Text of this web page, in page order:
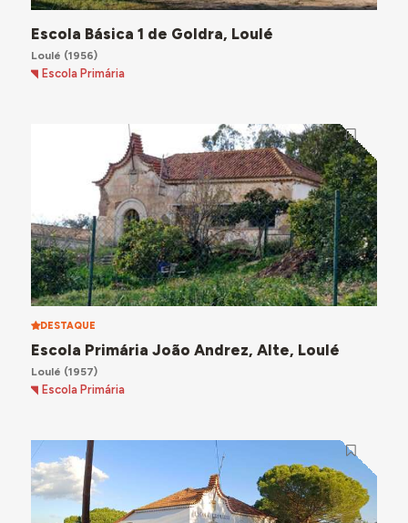
Escola Básica 1 de Goldra, Loulé
Loulé (1956)
Escola Primária
DESTAQUE
Escola Primária João Andrez, Alte, Loulé
Loulé (1957)
Escola Primária